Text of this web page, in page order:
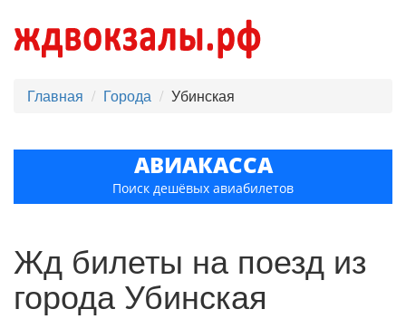
Главная Города Убинская
АВИАКАССА
Поиск дешёвых авиабилетов
Жд билеты на поезд из
города Убинская